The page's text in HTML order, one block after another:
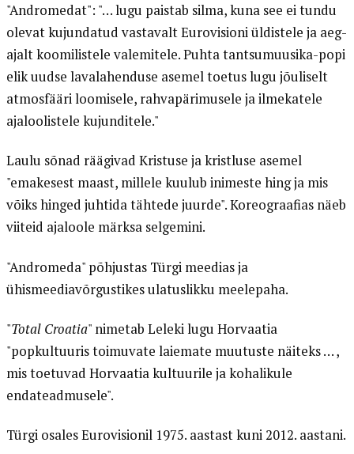
"Andromedat": "… lugu paistab silma, kuna see ei tundu
olevat kujundatud vastavalt Eurovisioni üldistele ja aeg-
ajalt koomilistele valemitele. Puhta tantsumuusika-popi
elik uudse lavalahenduse asemel toetus lugu jõuliselt
atmosfääri loomisele, rahvapärimusele ja ilmekatele
ajaloolistele kujunditele."
Laulu sõnad räägivad Kristuse ja kristluse asemel
"emakesest maast, millele kuulub inimeste hing ja mis
võiks hinged juhtida tähtede juurde". Koreograafias näeb
viiteid ajaloole märksa selgemini.
"Andromeda" põhjustas Türgi meedias ja
ühismeediavõrgustikes ulatuslikku meelepaha.
"Total Croatia" nimetab Leleki lugu Horvaatia
"popkultuuris toimuvate laiemate muutuste näiteks … ,
mis toetuvad Horvaatia kultuurile ja kohalikule
endateadmusele".
Türgi osales Eurovisionil 1975. aastast kuni 2012. aastani.